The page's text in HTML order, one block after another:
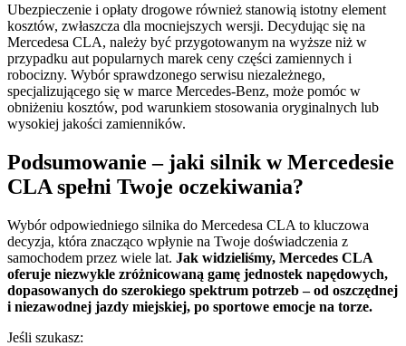
Ubezpieczenie i opłaty drogowe również stanowią istotny element
kosztów, zwłaszcza dla mocniejszych wersji. Decydując się na
Mercedesa CLA, należy być przygotowanym na wyższe niż w
przypadku aut popularnych marek ceny części zamiennych i
robocizny. Wybór sprawdzonego serwisu niezależnego,
specjalizującego się w marce Mercedes-Benz, może pomóc w
obniżeniu kosztów, pod warunkiem stosowania oryginalnych lub
wysokiej jakości zamienników.
Podsumowanie – jaki silnik w Mercedesie
CLA spełni Twoje oczekiwania?
Wybór odpowiedniego silnika do Mercedesa CLA to kluczowa
decyzja, która znacząco wpłynie na Twoje doświadczenia z
samochodem przez wiele lat. Jak widzieliśmy, Mercedes CLA
oferuje niezwykle zróżnicowaną gamę jednostek napędowych,
dopasowanych do szerokiego spektrum potrzeb – od oszczędnej
i niezawodnej jazdy miejskiej, po sportowe emocje na torze.
Jeśli szukasz: